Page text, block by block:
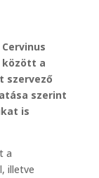
között a
szervező
szerint
is
a
illetve